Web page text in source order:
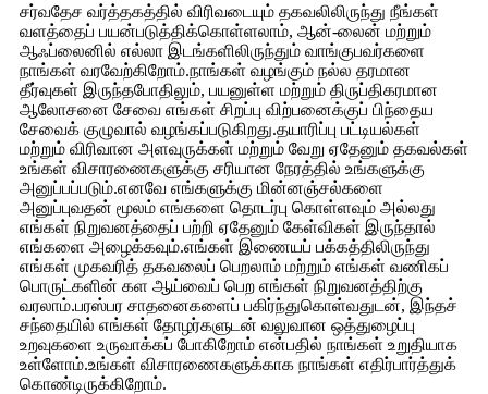
சர்வதேச வர்த்தகத்தில் விரிவடையும் தகவலிலிருந்து நீங்கள்
வளத்தைப் பயன்படுத்திக்கொள்ளலாம், ஆன்-லைன் மற்றும்
ஆஃப்லைனில் எல்லா இடங்களிலிருந்தும் வாங்குபவர்களை
நாங்கள் வரவேற்கிறோம்.நாங்கள் வழங்கும் நல்ல தரமான
தீர்வுகள் இருந்தபோதிலும், பயனுள்ள மற்றும் திருப்திகரமான
ஆலோசனை சேவை எங்கள் சிறப்பு விற்பனைக்குப் பிந்தைய
சேவைக் குழுவால் வழங்கப்படுகிறது.தயாரிப்பு பட்டியல்கள்
மற்றும் விரிவான அளவுருக்கள் மற்றும் வேறு ஏதேனும் தகவல்கள்
உங்கள் விசாரணைகளுக்கு சரியான நேரத்தில் உங்களுக்கு
அனுப்பப்படும்.எனவே எங்களுக்கு மின்னஞ்சல்களை
அனுப்புவதன் மூலம் எங்களை தொடர்பு கொள்ளவும் அல்லது
எங்கள் நிறுவனத்தைப் பற்றி ஏதேனும் கேள்விகள் இருந்தால்
எங்களை அழைக்கவும்.எங்கள் இணையப் பக்கத்திலிருந்து
எங்கள் முகவரித் தகவலைப் பெறலாம் மற்றும் எங்கள் வணிகப்
பொருட்களின் கள ஆய்வைப் பெற எங்கள் நிறுவனத்திற்கு
வரலாம்.பரஸ்பர சாதனைகளைப் பகிர்ந்துகொள்வதுடன், இந்தச்
சந்தையில் எங்கள் தோழர்களுடன் வலுவான ஒத்துழைப்பு
உறவுகளை உருவாக்கப் போகிறோம் என்பதில் நாங்கள் உறுதியாக
உள்ளோம்.உங்கள் விசாரணைகளுக்காக நாங்கள் எதிர்பார்த்துக்
கொண்டிருக்கிறோம்.